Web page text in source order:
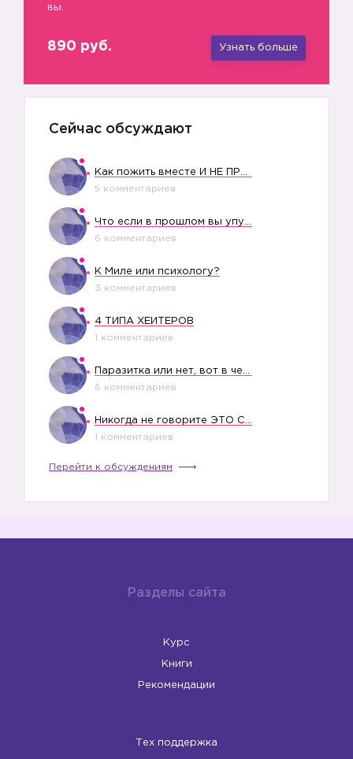
вы.
890 руб. Узнать больше
Сейчас обсуждают
5 комментариев
6 комментариев
К Миле или психологу?
3 комментариев
4 ТИПА ХЕЙТЕРОВ
1 комментариев
6 комментариев
1 комментариев
Перейти к обсуждениям
Разделы сайта
Курс
Книги
Рекомендации
Тех поддержка